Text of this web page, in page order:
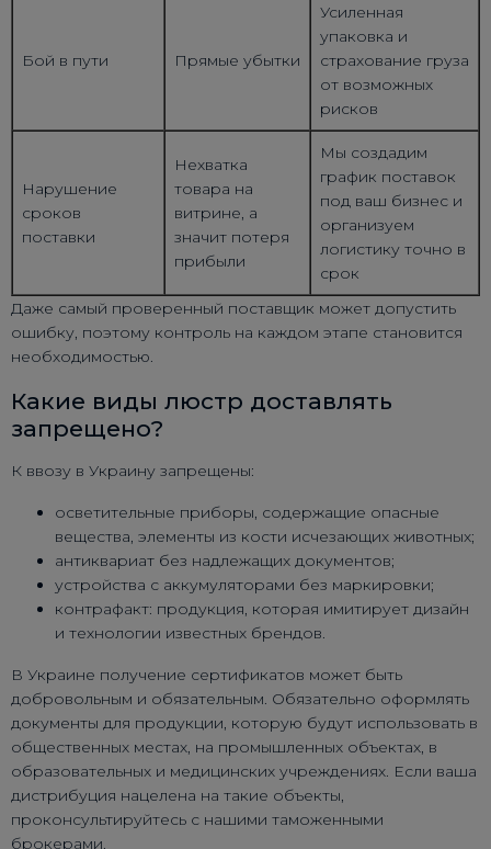
Бой в пути Прямые убытки
Усиленная
упаковка и
страхование груза
от возможных
рисков
Нарушение
сроков
поставки
Нехватка
товара на
витрине, а
значит потеря
прибыли
Мы создадим
график поставок
под ваш бизнес и
организуем
логистику точно в
срок
Даже самый проверенный поставщик может допустить
ошибку, поэтому контроль на каждом этапе становится
необходимостью.
Какие виды люстр доставлять
запрещено?
К ввозу в Украину запрещены:
осветительные приборы, содержащие опасные
вещества, элементы из кости исчезающих животных;
антиквариат без надлежащих документов;
устройства с аккумуляторами без маркировки;
контрафакт: продукция, которая имитирует дизайн
и технологии известных брендов.
В Украине получение сертификатов может быть
добровольным и обязательным. Обязательно оформлять
документы для продукции, которую будут использовать в
общественных местах, на промышленных объектах, в
образовательных и медицинских учреждениях. Если ваша
дистрибуция нацелена на такие объекты,
проконсультируйтесь с нашими таможенными
брокерами.